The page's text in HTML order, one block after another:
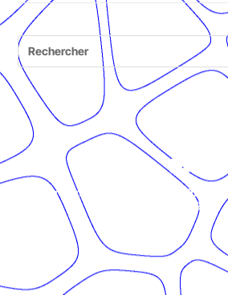
© Présent Composé design - 2024 -
mentions légales